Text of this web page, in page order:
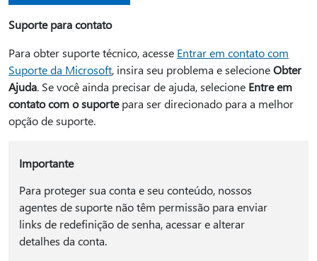
Suporte para contato
Para obter suporte técnico, acesse Entrar em contato com
Suporte da Microsoft, insira seu problema e selecioneObter
Ajuda. Se você ainda precisar de ajuda, selecione Entre em
contato com o suportepara ser direcionado para a melhor
opção de suporte.
Importante
Para proteger sua conta e seu conteúdo, nossos
agentes de suporte não têm permissão para enviar
links de redefinição de senha, acessar e alterar
detalhes da conta.